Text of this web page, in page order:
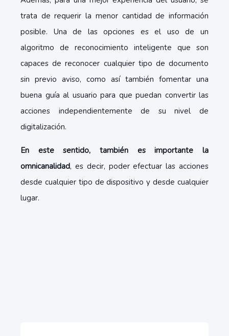
trata de requerir la menor cantidad de información
posible. Una de las opciones es el uso de un
algoritmo de reconocimiento inteligente que son
capaces de reconocer cualquier tipo de documento
sin previo aviso, como así también fomentar una
buena guía al usuario para que puedan convertir las
acciones independientemente de su nivel de
digitalización.
En este sentido, también es importante la
omnicanalidad, es decir, poder efectuar las acciones
desde cualquier tipo de dispositivo y desde cualquier
lugar.